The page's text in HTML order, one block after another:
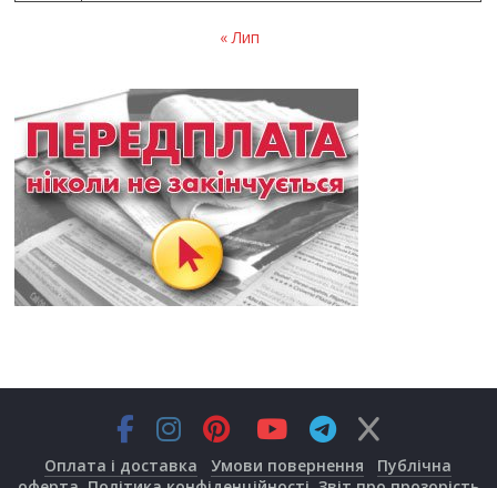
« Лип
Оплата і доставка Умови повернення
Публічна